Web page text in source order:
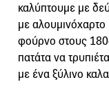
καλύπτουμε με
με
φούρνο στους
πατάτα να
με ένα ξύλινο